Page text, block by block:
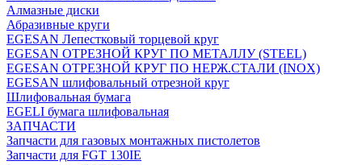
Алмазные диски
Абразивные круги
EGESAN Лепестковый торцевой круг
EGESAN ОТРЕЗНОЙ КРУГ ПО МЕТАЛЛУ (STEEL)
EGESAN ОТРЕЗНОЙ КРУГ ПО НЕРЖ.СТАЛИ (INOX)
EGESAN шлифовальный отрезной круг
Шлифовальная бумага
EGELI бумага шлифовальная
ЗАПЧАСТИ
Запчасти для газовых монтажных пистолетов
Запчасти для FGT 130IE